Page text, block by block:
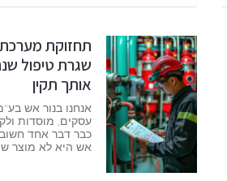
תחזוקת מערכת
שגרת טיפול
אותך תקין
אנחנו בנור אש
עסקים, מוסדות
כבר דבר אחד חשוב:
אש היא לא מוצר